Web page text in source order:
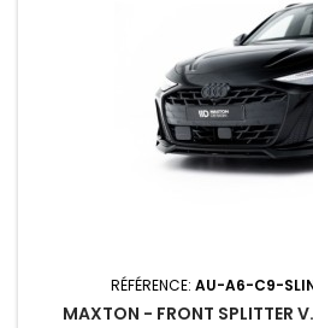
RÉFÉRENCE: AU-A6-C9-
MAXTON - FRONT SPLITTER